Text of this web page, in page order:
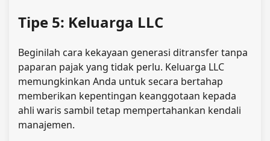
Tipe 5: Keluarga LLC
Beginilah cara kekayaan generasi ditransfer tanpa
paparan pajak yang tidak perlu. Keluarga LLC
memungkinkan Anda untuk secara bertahap
memberikan kepentingan keanggotaan kepada
ahli waris sambil tetap mempertahankan kendali
manajemen.